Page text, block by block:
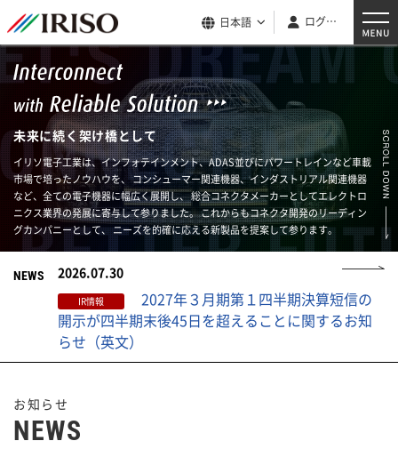
日本語 ログイン
未来に続く架け橋として
イリソ電子工業は、インフォテインメント、ADAS並びにパワートレインなど車載
市場で培ったノウハウを、コンシューマー関連機器、インダストリアル関連機器
など、全ての電子機器に幅広く展開し、総合コネクタメーカーとしてエレクトロ
ニクス業界の発展に寄与して参りました。これからもコネクタ開発のリーディン
グカンパニーとして、ニーズを的確に応える新製品を提案して参ります。
NEWS 2026.07.30
IR情報
2027年３月期第１四半期決算短信の
開示が四半期末後45日を超えることに関するお知
らせ（英文）
お知らせ
NEWS